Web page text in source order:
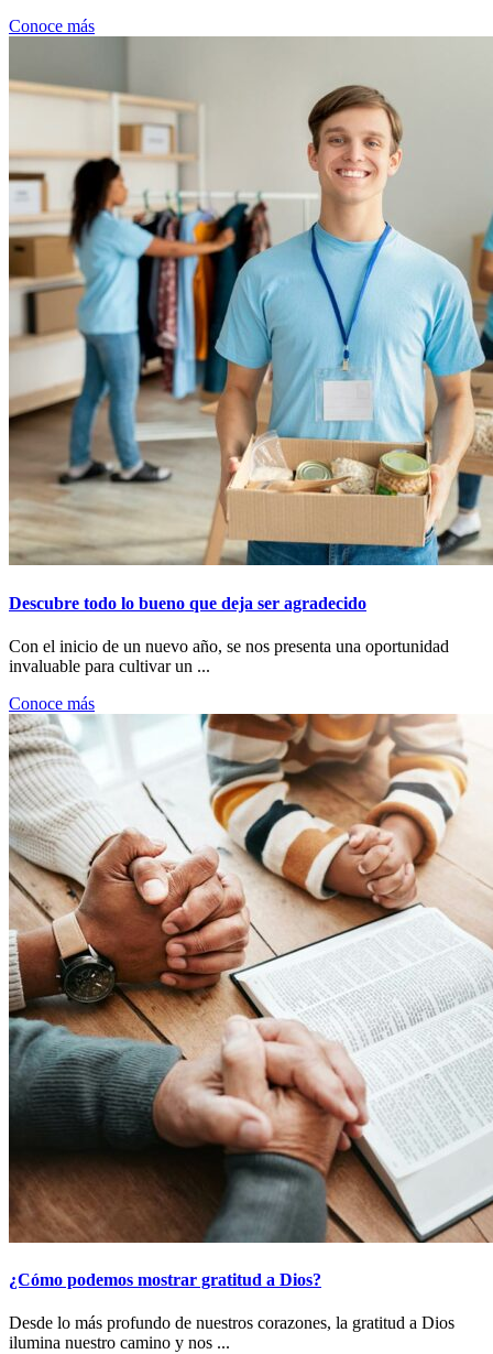
Conoce más
Descubre todo lo bueno que deja ser agradecido
Con el inicio de un nuevo año, se nos presenta una oportunidad
invaluable para cultivar un ...
Conoce más
¿Cómo podemos mostrar gratitud a Dios?
Desde lo más profundo de nuestros corazones, la gratitud a Dios
ilumina nuestro camino y nos ...